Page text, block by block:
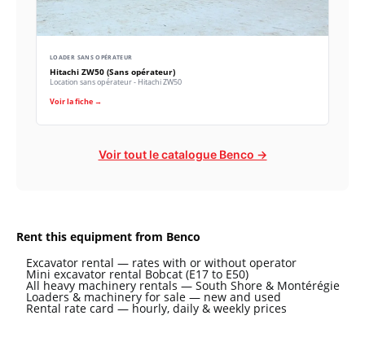
LOADER SANS OPÉRATEUR
Hitachi ZW50 (Sans opérateur)
Location sans opérateur - Hitachi ZW50
Voir la fiche →
Voir tout le catalogue Benco →
Rent this equipment from Benco
Excavator rental — rates with or without operator
Mini excavator rental Bobcat (E17 to E50)
All heavy machinery rentals — South Shore & Montérégie
Loaders & machinery for sale — new and used
Rental rate card — hourly, daily & weekly prices